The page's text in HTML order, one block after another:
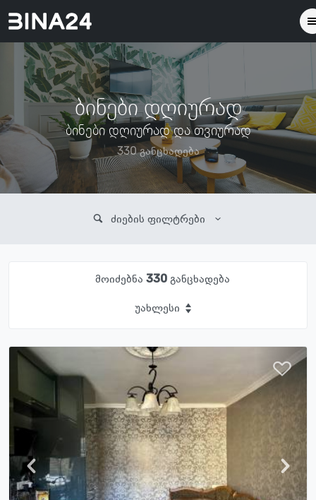
ბინები დღიურად
ბინები დღიურად და თვიურად
330 განცხადება
ძიების ფილტრები
მოიძებნა 330განცხადება
უახლესი